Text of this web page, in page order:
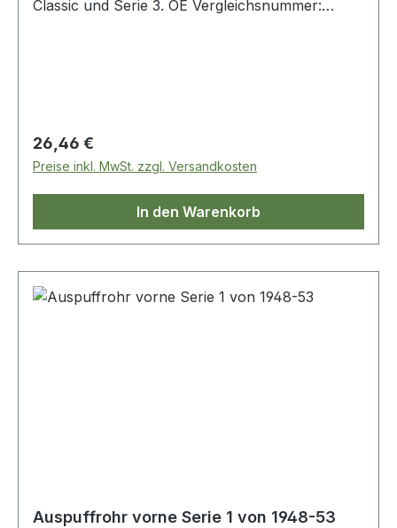
Classic und Serie 3. OE Vergleichsnummer:
Regulärer Preis:
26,46 €
Preise inkl. MwSt. zzgl. Versandkosten
In den Warenkorb
Auspuffrohr vorne Serie 1 von 1948-53